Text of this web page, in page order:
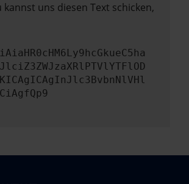
uns diesen Text schicken,